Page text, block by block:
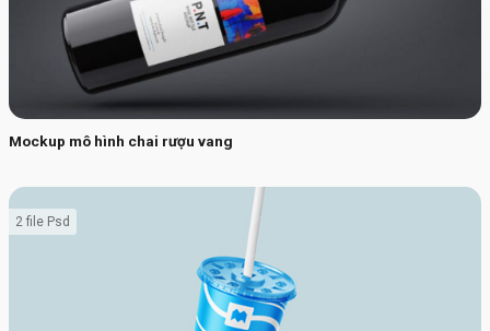
Mockup mô hình chai rượu vang
2 file Psd